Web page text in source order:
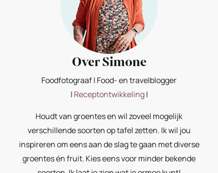
Over Simone
Foodfotograaf | Food- en travelblogger
| Receptontwikkeling|
Houdt van groentes en wil zoveel mogelijk
verschillende soorten op tafel zetten. Ik wil jou
inspireren om eens aan de slag te gaan met diverse
groentes én fruit. Kies eens voor minder bekende